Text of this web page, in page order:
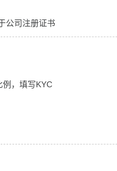
公司注册证书
例，填写KYC